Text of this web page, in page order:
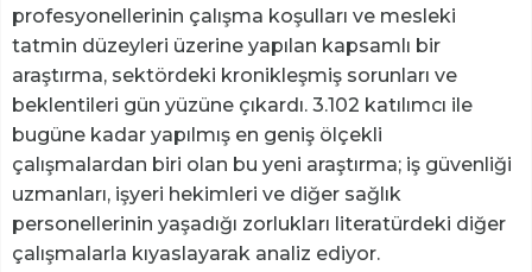
profesyonellerinin çalışma koşulları ve mesleki
tatmin düzeyleri üzerine yapılan kapsamlı bir
araştırma, sektördeki kronikleşmiş sorunları ve
beklentileri gün yüzüne çıkardı. 3.102 katılımcı ile
bugüne kadar yapılmış en geniş ölçekli
çalışmalardan biri olan bu yeni araştırma; iş güvenliği
uzmanları, işyeri hekimleri ve diğer sağlık
personellerinin yaşadığı zorlukları literatürdeki diğer
çalışmalarla kıyaslayarak analiz ediyor.